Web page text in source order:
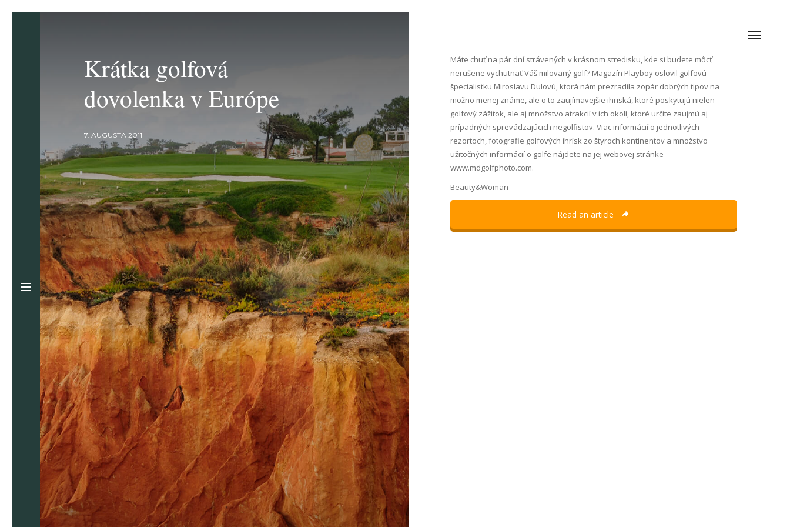
Krátka golfová
dovolenka v Európe
7. AUGUSTA 2011
Máte chuť na pár dní strávených v krásnom stredisku, kde si budete môcť
nerušene vychutnať Váš milovaný golf? Magazín Playboy oslovil golfovú
špecialistku Miroslavu Dulovú, ktorá nám prezradila zopár dobrých tipov na
možno menej známe, ale o to zaujímavejšie ihriská, ktoré poskytujú nielen
golfový zážitok, ale aj množstvo atrakcií v ich okolí, ktoré určite zaujmú aj
prípadných sprevádzajúcich negolfistov. Viac informácií o jednotlivých
rezortoch, fotografie golfových ihrísk zo štyroch kontinentov a množstvo
užitočných informácií o golfe nájdete na jej webovej stránke
www.mdgolfphoto.com.
Beauty&Woman
Read an article